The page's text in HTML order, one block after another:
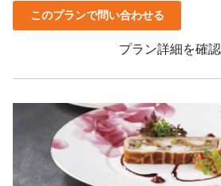
このプランで問い合わせる
プラン詳細を確認